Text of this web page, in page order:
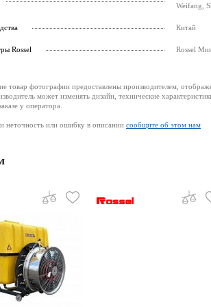
Weifang,
Китай
Rossel Rossel
товар фотографии предоставлены производителем,
может изменять дизайн, технические
у оператора.
неточность или ошибку в описании сообщите об этом нам